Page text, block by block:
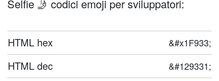
Selfie 🤳 codici emoji per sviluppatori:
HTML hex &#x1F933;
HTML dec &#129331;